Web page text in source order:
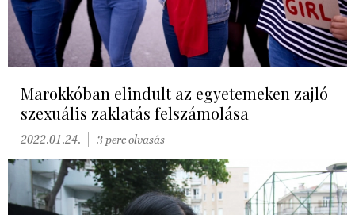
Marokkóban elindult az egyetemeken zajló
szexuális zaklatás felszámolása
2022.01.24. 3 perc olvasás